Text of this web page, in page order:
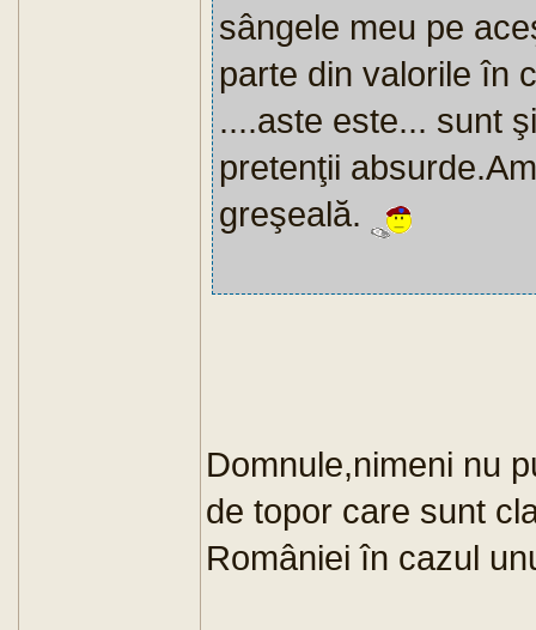
sângele meu pe
parte din valorile în
....aste este... sunt
pretenţii
greşeală.
Domnule,nimeni nu
de topor care sunt
României în cazul